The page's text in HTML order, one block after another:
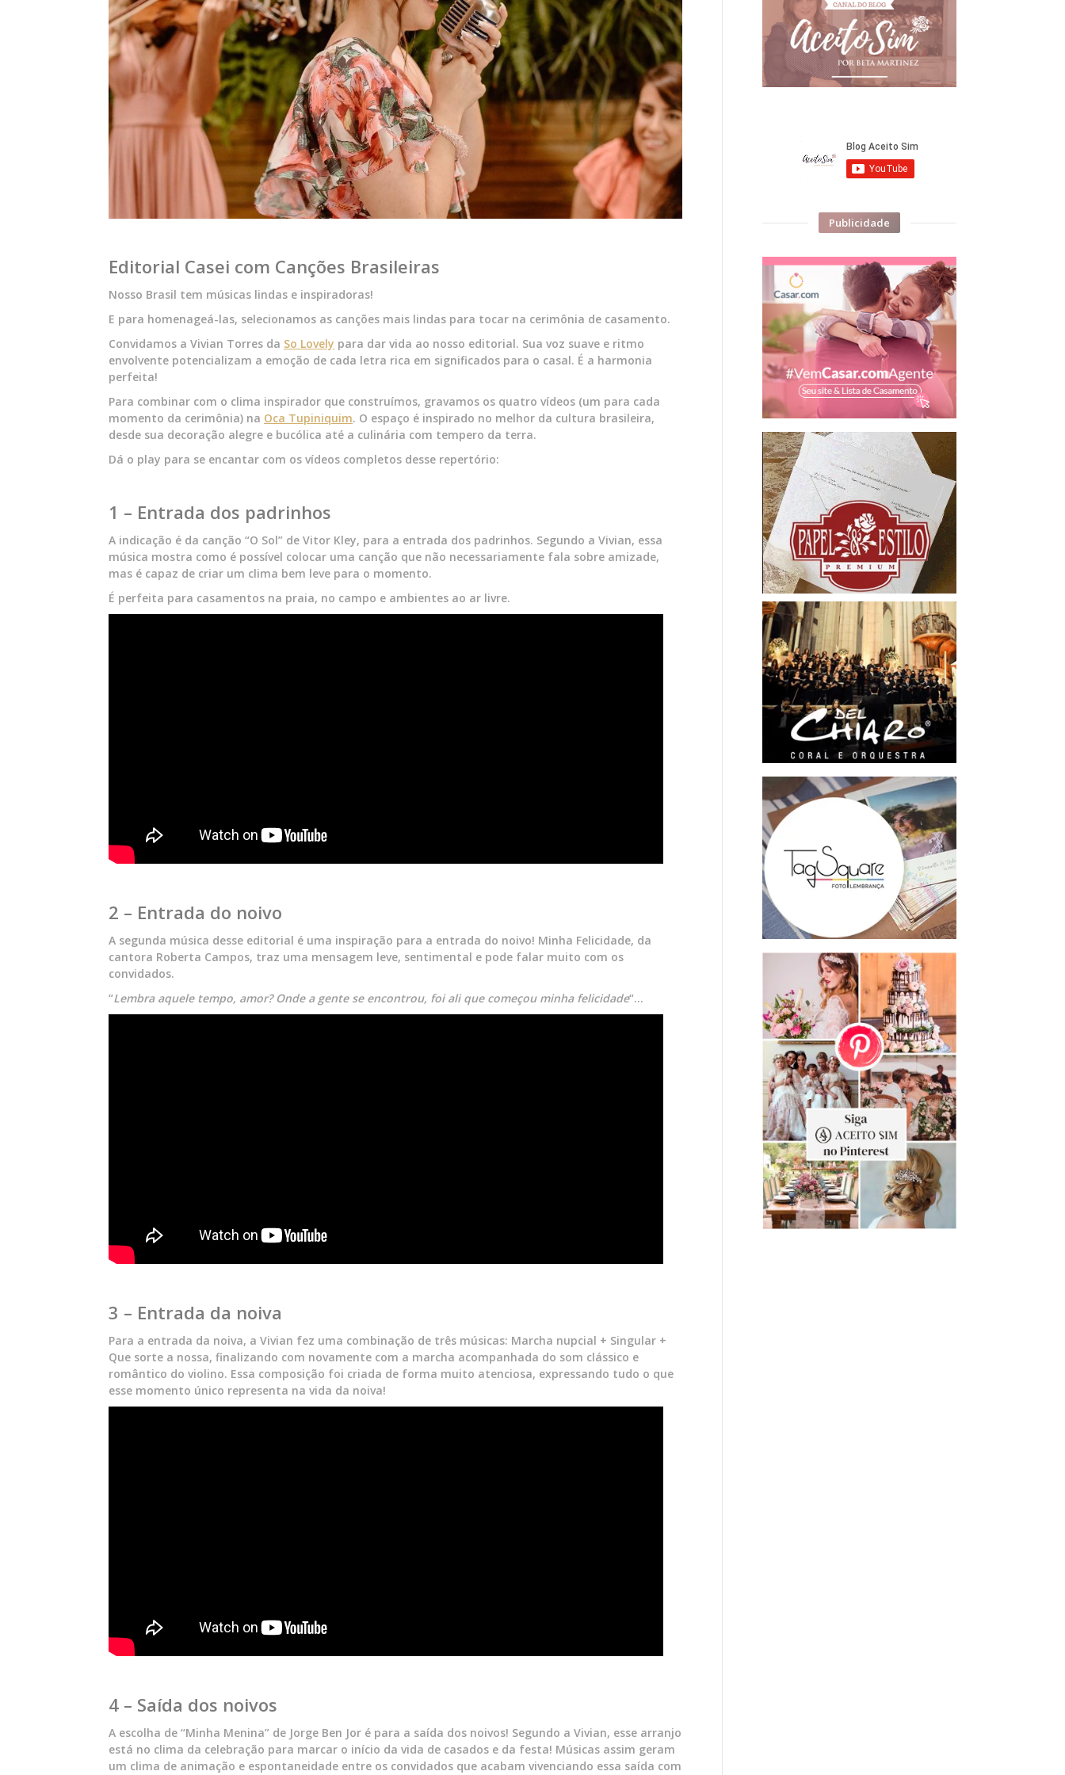
Editorial Casei com Canções Brasileiras
Nosso Brasil tem músicas lindas e inspiradoras!
E para homenageá-las, selecionamos as canções mais lindas para tocar na cerimônia de casamento.
Convidamos a Vivian Torres da So Lovely para dar vida ao nosso editorial. Sua voz suave e ritmo
envolvente potencializam a emoção de cada letra rica em significados para o casal. É a harmonia
perfeita!
Para combinar com o clima inspirador que construímos, gravamos os quatro vídeos (um para cada
momento da cerimônia) na Oca Tupiniquim. O espaço é inspirado no melhor da cultura brasileira,
desde sua decoração alegre e bucólica até a culinária com tempero da terra.
Dá o play para se encantar com os vídeos completos desse repertório:
1 – Entrada dos padrinhos
A indicação é da canção “O Sol” de Vitor Kley, para a entrada dos padrinhos. Segundo a Vivian, essa
música mostra como é possível colocar uma canção que não necessariamente fala sobre amizade,
mas é capaz de criar um clima bem leve para o momento.
É perfeita para casamentos na praia, no campo e ambientes ao ar livre.
2 – Entrada do noivo
A segunda música desse editorial é uma inspiração para a entrada do noivo! Minha Felicidade, da
cantora Roberta Campos, traz uma mensagem leve, sentimental e pode falar muito com os
convidados.
“Lembra aquele tempo, amor? Onde a gente se encontrou, foi ali que começou minha felicidade“…
3 – Entrada da noiva
Para a entrada da noiva, a Vivian fez uma combinação de três músicas: Marcha nupcial + Singular +
Que sorte a nossa, finalizando com novamente com a marcha acompanhada do som clássico e
romântico do violino. Essa composição foi criada de forma muito atenciosa, expressando tudo o que
esse momento único representa na vida da noiva!
4 – Saída dos noivos
A escolha de “Minha Menina” de Jorge Ben Jor é para a saída dos noivos! Segundo a Vivian, esse arranjo
está no clima da celebração para marcar o início da vida de casados e da festa! Músicas assim geram
um clima de animação e espontaneidade entre os convidados que acabam vivenciando essa saída com
Publicidade